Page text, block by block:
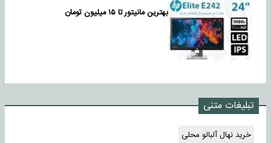
بهترین مانیتور تا ۱۵ میلیون تومان
تبلیغات متنی
خرید نهال آلبالو محلی